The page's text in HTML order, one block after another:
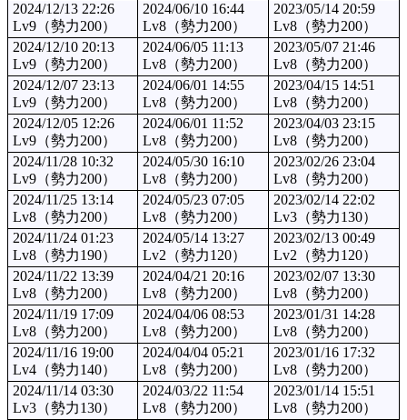
2024/12/13 22:26
Lv9（勢力200）
2024/06/10 16:44
Lv8（勢力200）
2023/05/14 20:59
Lv8（勢力200）
2024/12/10 20:13
Lv9（勢力200）
2024/06/05 11:13
Lv8（勢力200）
2023/05/07 21:46
Lv8（勢力200）
2024/12/07 23:13
Lv9（勢力200）
2024/06/01 14:55
Lv8（勢力200）
2023/04/15 14:51
Lv8（勢力200）
2024/12/05 12:26
Lv9（勢力200）
2024/06/01 11:52
Lv8（勢力200）
2023/04/03 23:15
Lv8（勢力200）
2024/11/28 10:32
Lv9（勢力200）
2024/05/30 16:10
Lv8（勢力200）
2023/02/26 23:04
Lv8（勢力200）
2024/11/25 13:14
Lv8（勢力200）
2024/05/23 07:05
Lv8（勢力200）
2023/02/14 22:02
Lv3（勢力130）
2024/11/24 01:23
Lv8（勢力190）
2024/05/14 13:27
Lv2（勢力120）
2023/02/13 00:49
Lv2（勢力120）
2024/11/22 13:39
Lv8（勢力200）
2024/04/21 20:16
Lv8（勢力200）
2023/02/07 13:30
Lv8（勢力200）
2024/11/19 17:09
Lv8（勢力200）
2024/04/06 08:53
Lv8（勢力200）
2023/01/31 14:28
Lv8（勢力200）
2024/11/16 19:00
Lv4（勢力140）
2024/04/04 05:21
Lv8（勢力200）
2023/01/16 17:32
Lv8（勢力200）
2024/11/14 03:30
Lv3（勢力130）
2024/03/22 11:54
Lv8（勢力200）
2023/01/14 15:51
Lv8（勢力200）